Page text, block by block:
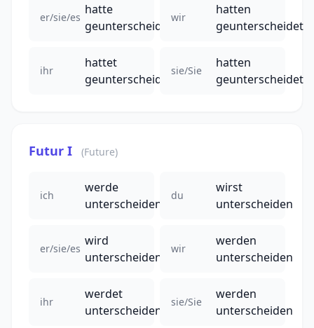
er/sie/es
hatte
geunterscheidet
wir
hatten
geunterscheidet
ihr
hattet
geunterscheidet
sie/Sie
hatten
geunterscheidet
Futur I (Future)
ich
werde
unterscheiden
du
wirst
unterscheiden
er/sie/es
wird
unterscheiden
wir
werden
unterscheiden
ihr
werdet
unterscheiden
sie/Sie
werden
unterscheiden